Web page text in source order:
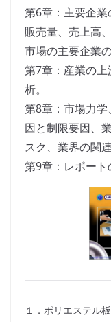
第6章：主要企
販売量、売上高
市場の主要企業
第7章：産業の
析。
第8章：市場力
因と制限要因、
スク、業界の関
第9章：レポート
１．ポリエステル